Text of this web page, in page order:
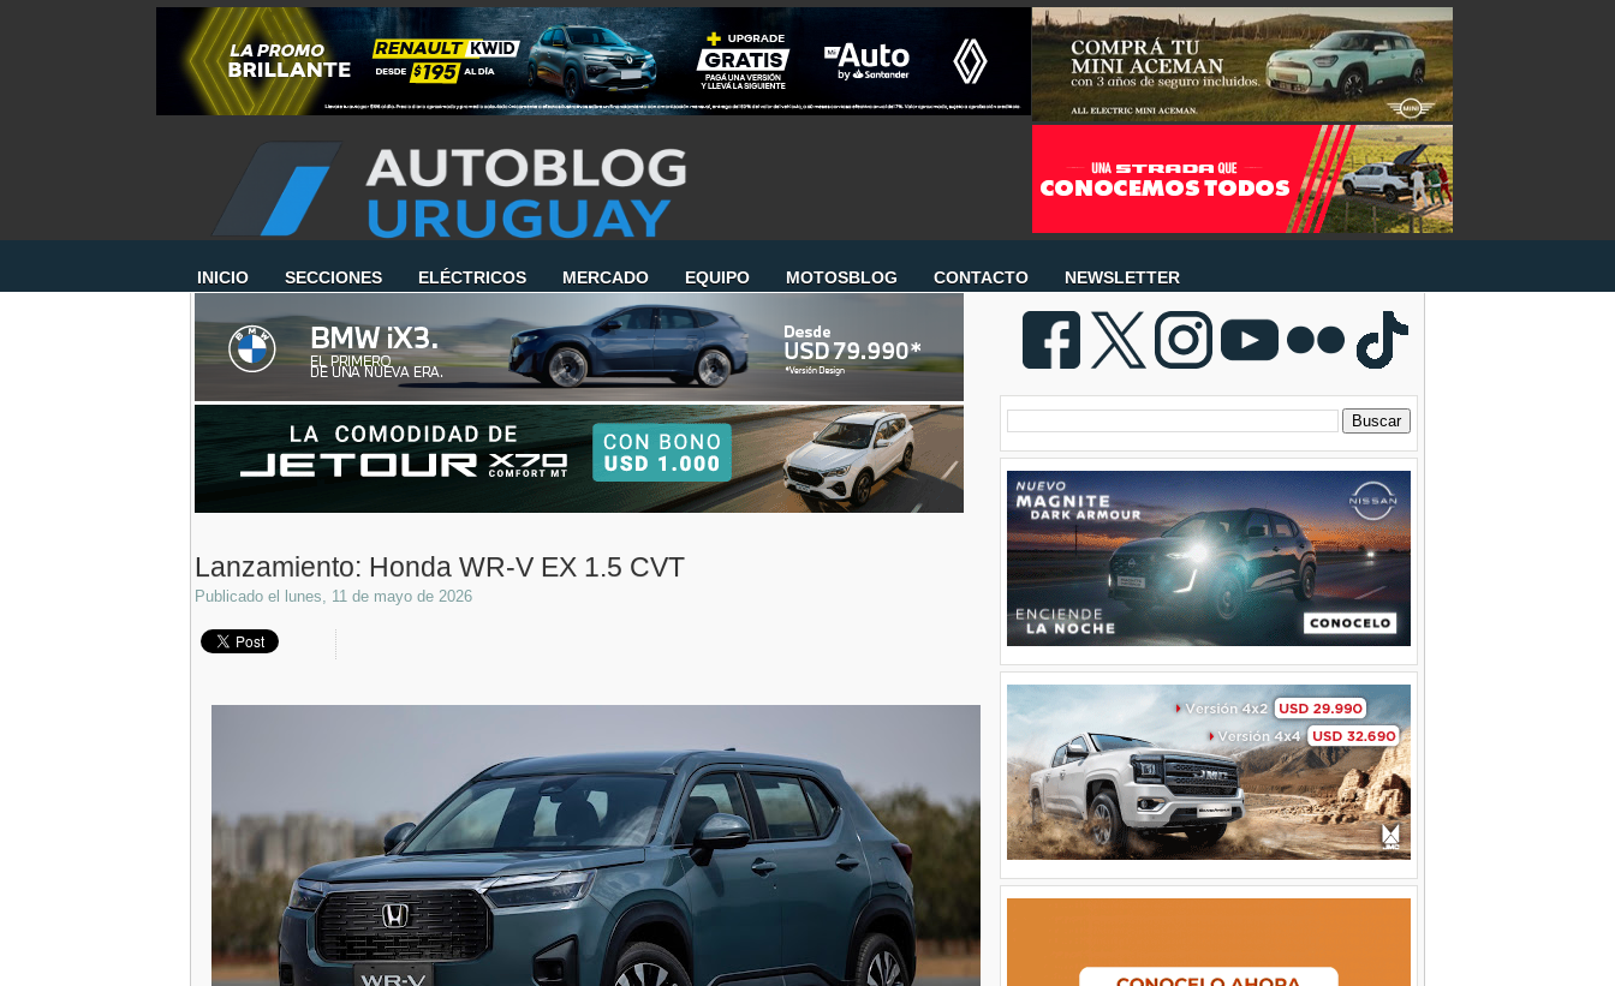
INICIO SECCIONES ELÉCTRICOS MERCADO EQUIPO MOTOSBLOG CONTACTO NEWSLETTER
Lanzamiento: Honda WR-V EX 1.5 CVT
Publicado el lunes, 11 de mayo de 2026